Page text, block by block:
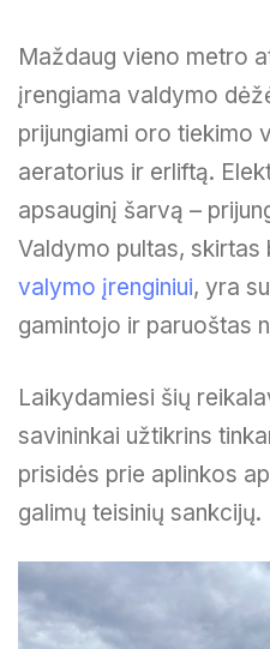
Maždaug vieno metro
įrengiama valdymo
prijungiami oro tiekimo
aeratorius ir erliftą.
apsauginį šarvą –
Valdymo pultas, skirtas
valymo įrenginiui, yra
gamintojo ir paruoštas
Laikydamiesi šių
savininkai užtikrins
prisidės prie aplinkos
galimų teisinių sankcijų.